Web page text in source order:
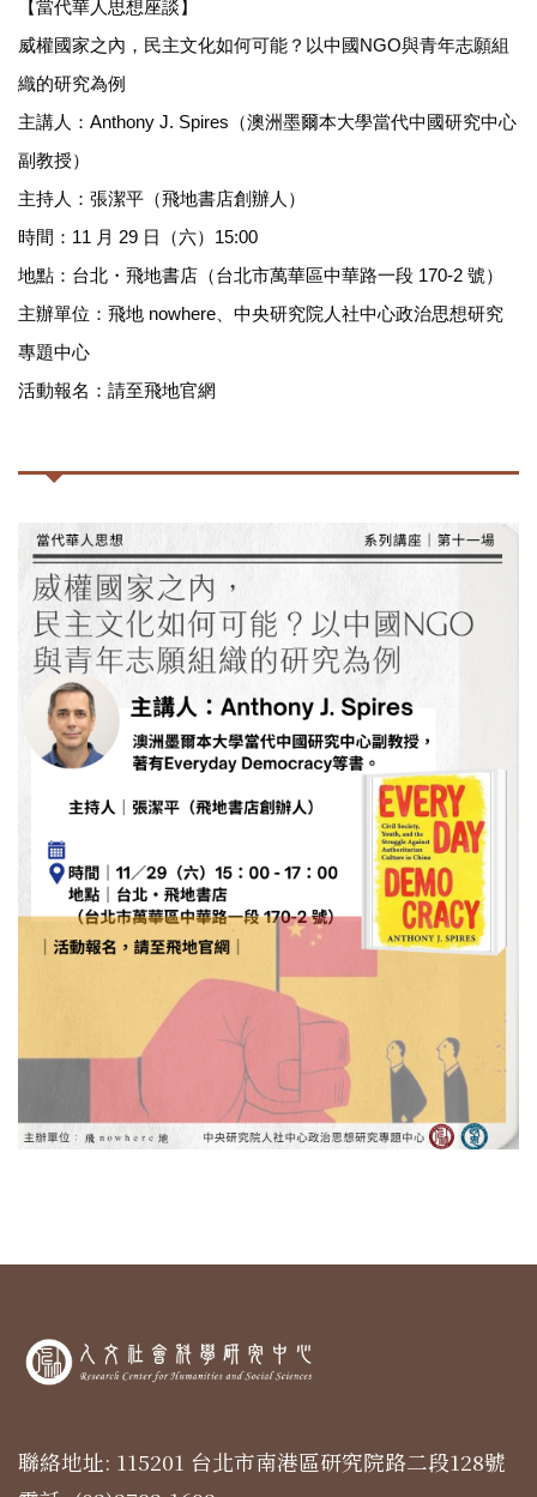
【當代華人思想座談】
威權國家之內，民主文化如何可能？以中國NGO與青年志願組
織的研究為例
主講人： Anthony J. Spires （澳洲墨爾本大學當代中國研究中心
副教授）
主持人：張潔平（飛地書店創辦人）
時間： 11 月 29 日（六） 15:00
地點：台北・飛地書店（台北市萬華區中華路一段 170-2 號）
主辦單位：飛地 nowhere 、中央研究院人社中心政治思想研究
專題中心
活動報名：請至飛地官網
聯絡地址: 115201 台北市南港區研究院路二段128號